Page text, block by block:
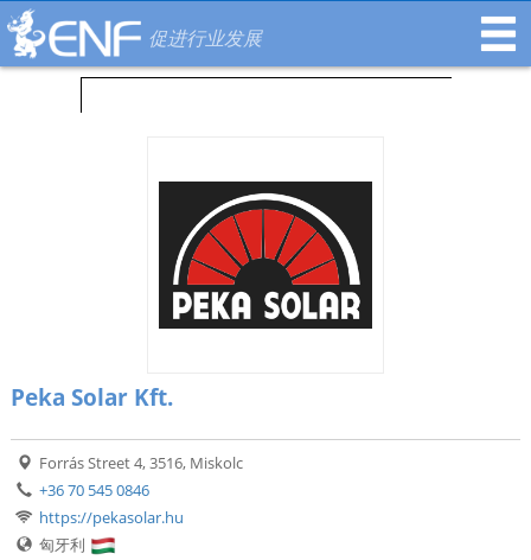
促进行业发展
Peka Solar Kft.
Forrás Street 4, 3516, Miskolc
+36 70 545 0846
https://pekasolar.hu
匈牙利